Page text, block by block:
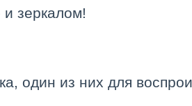
зеркалом!
один из них для